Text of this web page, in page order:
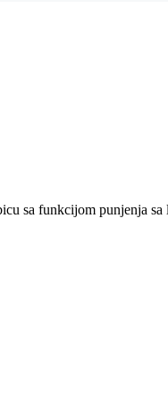
sa funkcijom punjenja